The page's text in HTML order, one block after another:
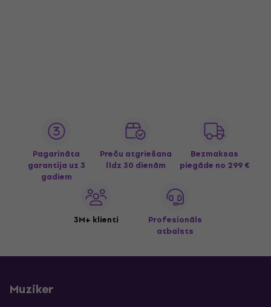
Pagarināta
garantija uz 3
gadiem
Preču atgriešana
līdz 30 dienām
Bezmaksas
piegāde no 299 €
3M+ klienti
Profesionāls
atbalsts
Muziker